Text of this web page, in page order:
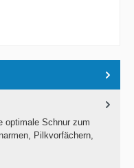
optimale Schnur zum
Pilkvorfächern,